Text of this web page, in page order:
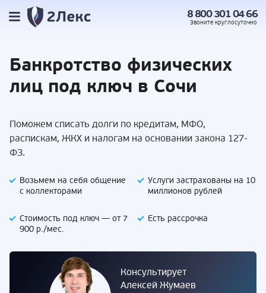
8 800 301 04 66
Звоните круглосуточно
Банкротство физических
лиц под ключ в Сочи
Поможем списать долги по кредитам, МФО,
распискам, ЖКХ и налогам на основании закона 127-
ФЗ.
Возьмем на себя общение
с коллекторами
Услуги застрахованы на 10
миллионов рублей
Стоимость под ключ — от 7
900 р./мес.
Есть рассрочка
Консультирует
Алексей Жумаев